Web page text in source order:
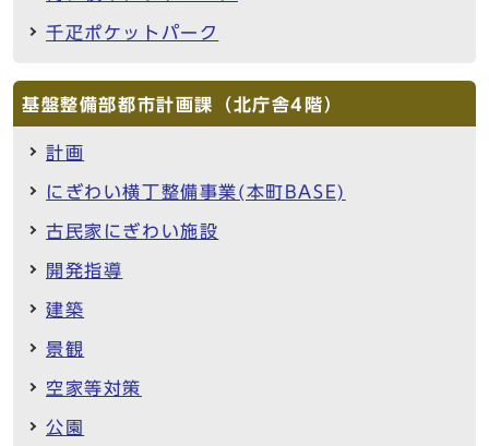
千疋ポケットパーク
基盤整備部都市計画課（北庁舎4階）
計画
にぎわい横丁整備事業(本町BASE)
古民家にぎわい施設
開発指導
建築
景観
空家等対策
公園